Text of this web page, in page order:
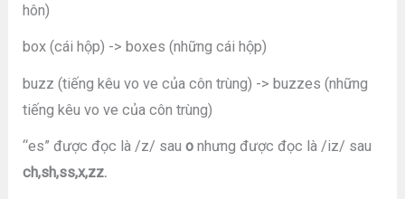
hôn)
box (cái hộp) -> boxes (những cái hộp)
buzz (tiếng kêu vo ve của côn trùng) -> buzzes (những
tiếng kêu vo ve của côn trùng)
“es” được đọc là /z/ sauonhưng được đọc là /iz/ sau
ch,sh,ss,x,zz.